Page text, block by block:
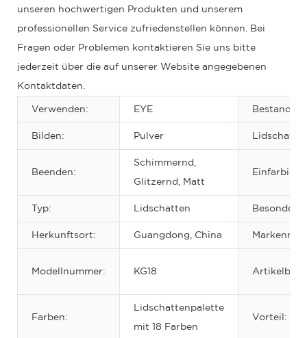
unseren hochwertigen Produkten und unserem
professionellen Service zufriedenstellen können. Bei
Fragen oder Problemen kontaktieren Sie uns bitte
jederzeit über die auf unserer Website angegebenen
Kontaktdaten.
Verwenden: EYE
Bilden: Pulver
Beenden:
Schimmernd,
Glitzernd, Matt
Einfarbig/
Typ: Lidschatten
Herkunftsort: Guangdong, China
Modellnummer: KG18
Farben:
Lidschattenpalette
mit 18 Farben
Vorteil: